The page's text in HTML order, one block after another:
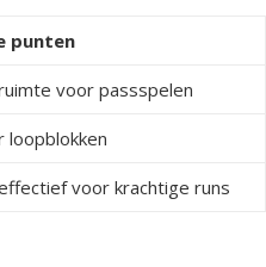
punten
voor passspelen
loopblokken
voor krachtige runs